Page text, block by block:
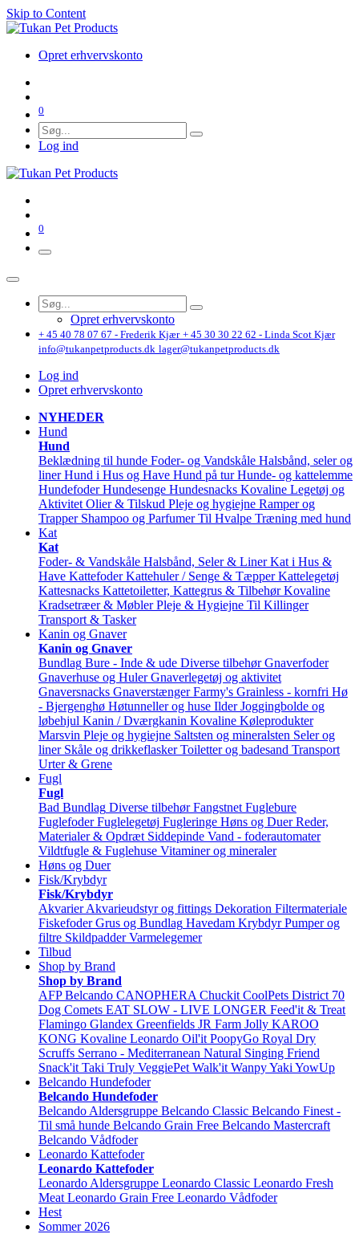
Skip to Content
Opret erhvervskonto
0
Log ind
0
Opret erhvervskonto
+ 45 40 78 07 67 - Frederik Kjær + 45 30 30 22 62 - Linda Scot Kjær
info@tukanpetproducts.dk lager@tukanpetproducts.dk
Log ind
Opret erhvervskonto
NYHEDER
Hund
Hund
Beklædning til hunde Foder- og Vandskåle Halsbånd, seler og
liner Hund i Hus og Have Hund på tur Hunde- og kattelemme
Hundefoder Hundesenge Hundesnacks Kovaline Legetøj og
Aktivitet Olier & Tilskud Pleje og hygiejne Ramper og
Trapper Shampoo og Parfumer Til Hvalpe Træning med hund
Kat
Kat
Foder- & Vandskåle Halsbånd, Seler & Liner Kat i Hus &
Have Kattefoder Kattehuler / Senge & Tæpper Kattelegetøj
Kattesnacks Kattetoiletter, Kattegrus & Tilbehør Kovaline
Kradsetræer & Møbler Pleje & Hygiejne Til Killinger
Transport & Tasker
Kanin og Gnaver
Kanin og Gnaver
Bundlag Bure - Inde & ude Diverse tilbehør Gnaverfoder
Gnaverhuse og Huler Gnaverlegetøj og aktivitet
Gnaversnacks Gnaverstænger Farmy's Grainless - kornfri Hø
- Bjergenghø Høtunneller og huse Ilder Joggingbolde og
løbehjul Kanin / Dværgkanin Kovaline Køleprodukter
Marsvin Pleje og hygiejne Saltsten og mineralsten Seler og
liner Skåle og drikkeflasker Toiletter og badesand Transport
Urter & Grene
Fugl
Fugl
Bad Bundlag Diverse tilbehør Fangstnet Fuglebure
Fuglefoder Fuglelegetøj Fugleringe Høns og Duer Reder,
Materialer & Opdræt Siddepinde Vand - foderautomater
Vildtfugle & Fuglehuse Vitaminer og mineraler
Høns og Duer
Fisk/Krybdyr
Fisk/Krybdyr
Akvarier Akvarieudstyr og fittings Dekoration Filtermateriale
Fiskefoder Grus og Bundlag Havedam Krybdyr Pumper og
filtre Skildpadder Varmelegemer
Tilbud
Shop by Brand
Shop by Brand
AFP Belcando CANOPHERA Chuckit CoolPets District 70
Dog Comets EAT SLOW - LIVE LONGER Feed'it & Treat
Flamingo Glandex Greenfields JR Farm Jolly KAROO
KONG Kovaline Leonardo Oil'it PoopyGo Royal Dry
Scruffs Serrano - Mediterranean Natural Singing Friend
Snack'it Taki Truly VeggiePet Walk'it WanpyYaki YowUp
Belcando Hundefoder
Belcando Hundefoder
Belcando Aldersgruppe Belcando Classic Belcando Finest -
Til små hunde Belcando Grain Free Belcando Mastercraft
Belcando Vådfoder
Leonardo Kattefoder
Leonardo Kattefoder
Leonardo Aldersgruppe Leonardo Classic Leonardo Fresh
Meat Leonardo Grain Free Leonardo Vådfoder
Hest
Sommer 2026